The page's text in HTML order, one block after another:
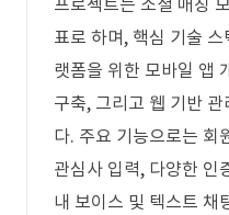
프로젝트는 소셜 매칭
표로 하며, 핵심 기술
랫폼을 위한 모바일 앱
구축, 그리고 웹 기반
다. 주요 기능으로는 회
관심사 입력, 다양한 인
내 보이스 및 텍스트 채